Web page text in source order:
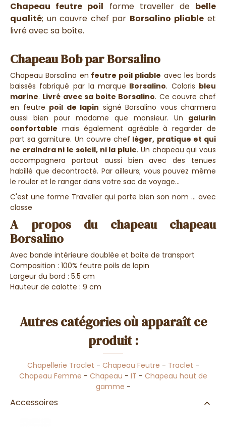
Chapeau feutre poil forme traveller de belle
qualité; un couvre chef par Borsalino pliable et
livré avec sa boîte.
Chapeau Bob par Borsalino
Chapeau Borsalino en feutre poil pliable avec les bords
baissés fabriqué par la marque Borsalino. Coloris bleu
marine. Livré avec sa boite Borsalino. Ce couvre chef
en feutre poil de lapin signé Borsalino vous charmera
aussi bien pour madame que monsieur. Un galurin
confortable mais également agréable à regarder de
part sa garniture. Un couvre chef léger, pratique et qui
ne craindra ni le soleil, ni la pluie. Un chapeau qui vous
accompagnera partout aussi bien avec des tenues
habillé que decontracté. Par ailleurs; vous pouvez même
le rouler et le ranger dans votre sac de voyage...
C'est une forme Traveller qui porte bien son nom ... avec
classe
A propos du chapeau chapeau
Borsalino
Avec bande intérieure doublée et boite de transport
Composition : 100% feutre poils de lapin
Largeur du bord : 5.5 cm
Hauteur de calotte : 9 cm
Autres catégories où apparaît ce
produit :
Chapellerie Traclet - Chapeau Feutre - Traclet -
Chapeau Femme - Chapeau - IT - Chapeau haut de
gamme -
Accessoires